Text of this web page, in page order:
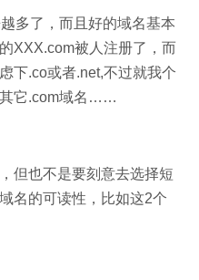
多了，而且好的域名基本
XXX.com被人注册了，而
下.co或者.net,不过就我个
其它.com域名……
但也不是要刻意去选择短
名的可读性，比如这2个